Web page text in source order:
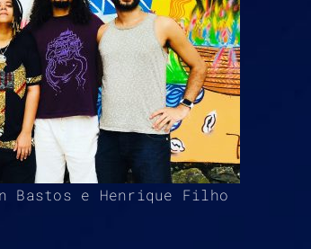
Bastos e Henrique Filho